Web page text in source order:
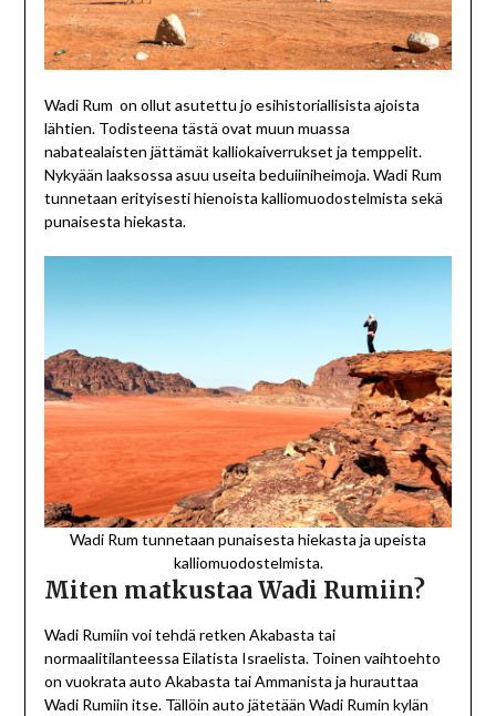
Wadi Rum on ollut asutettu jo esihistoriallisista ajoista
lähtien. Todisteena tästä ovat muun muassa
nabatealaisten jättämät kalliokaiverrukset ja temppelit.
Nykyään laaksossa asuu useita beduiiniheimoja. Wadi Rum
tunnetaan erityisesti hienoista kalliomuodostelmista sekä
punaisesta hiekasta.
Wadi Rum tunnetaan punaisesta hiekasta ja upeista
kalliomuodostelmista.
Miten matkustaa Wadi Rumiin?
Wadi Rumiin voi tehdä retken Akabasta tai
normaalitilanteessa Eilatista Israelista. Toinen vaihtoehto
on vuokrata auto Akabasta tai Ammanista ja hurauttaa
Wadi Rumiin itse. Tällöin auto jätetään Wadi Rumin kylän